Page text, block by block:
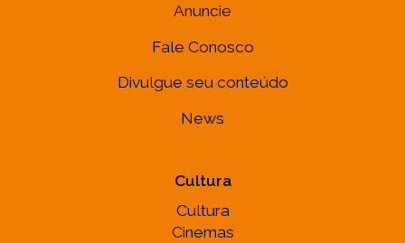
Anuncie
Fale Conosco
Divulgue seu conteúdo
News
Cultura
Cultura
Cinemas